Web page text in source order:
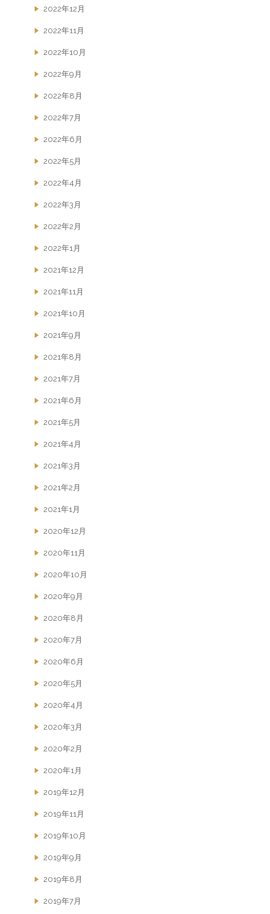
2022年12月
2022年11月
2022年10月
2022年9月
2022年8月
2022年7月
2022年6月
2022年5月
2022年4月
2022年3月
2022年2月
2022年1月
2021年12月
2021年11月
2021年10月
2021年9月
2021年8月
2021年7月
2021年6月
2021年5月
2021年4月
2021年3月
2021年2月
2021年1月
2020年12月
2020年11月
2020年10月
2020年9月
2020年8月
2020年7月
2020年6月
2020年5月
2020年4月
2020年3月
2020年2月
2020年1月
2019年12月
2019年11月
2019年10月
2019年9月
2019年8月
2019年7月